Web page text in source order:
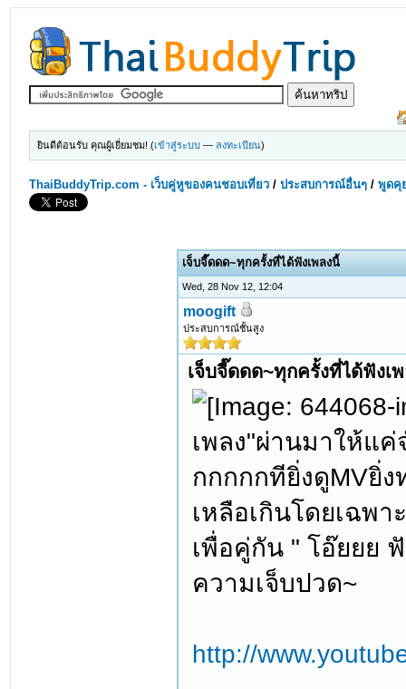
ยินดีต้อนรับ คุณผู้เยี่ยมชม! (เข้าสู่ระบบ — ลงทะเบียน)
ThaiBuddyTrip.com - เว็บคู่หูของคนชอบเที่ยว /ประสบการณ์อื่นๆ /พูดคุ
เจ็บจี๊ดดด~ทุกครั้งที่ได้ฟังเพลงนี้
Wed, 28 Nov 12, 12:04
moogift
ประสบการณ์ชั้นสูง
เจ็บจี๊ดดด~ทุกครั้งที่ได้ฟังเ
เพลง"ผ่านมาให้แ
กกกกกทียิ่งดูMVยิ่ง
เหลือเกินโดยเฉพ
เพื่อคู่กัน " โอ๊ยยย
ความเจ็บปวด~
http://